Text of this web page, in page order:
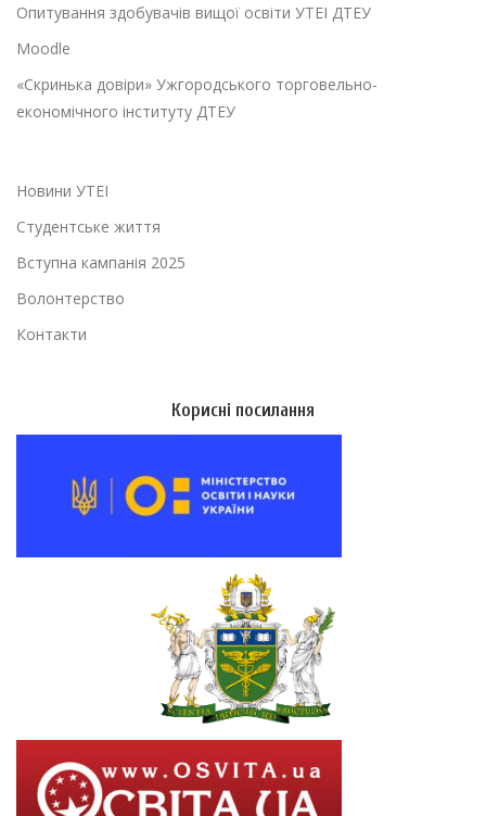
Опитування здобувачів вищої освіти УТЕІ ДТЕУ
Moodle
«Скринька довіри» Ужгородського торговельно-
економічного інституту ДТЕУ
Новини УТЕІ
Студентське життя
Вступна кампанія 2025
Волонтерство
Контакти
Корисні посилання